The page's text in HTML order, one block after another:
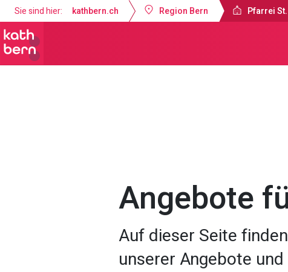
Sie sind hier: kathbern.ch Region Bern Pfarrei
Angebote
Auf dieser Seite
unserer Angebote